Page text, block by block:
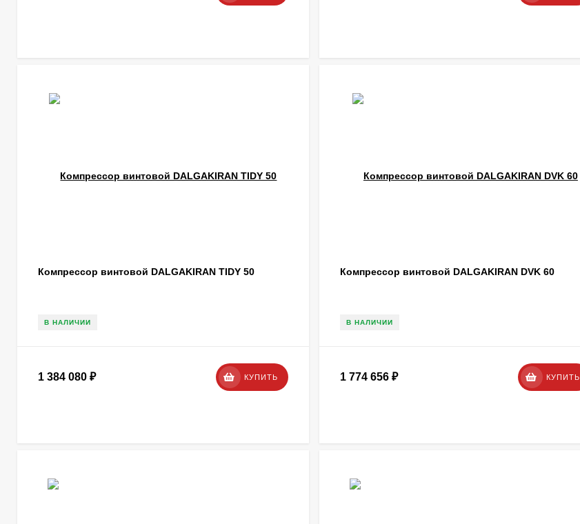
Компрессор винтовой DALGAKIRAN TIDY 50
В НАЛИЧИИ
1 384 080 ₽ КУПИТЬ
Компрессор винтовой DALGAKIRAN DVK 60
В НАЛИЧИИ
1 774 656 ₽ КУПИТЬ